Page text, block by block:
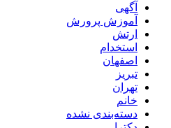
آگهی
آموزش پرورش
ارتش
استخدام
اصفهان
تبریز
تهران
خانم
دسته‌بندی نشده